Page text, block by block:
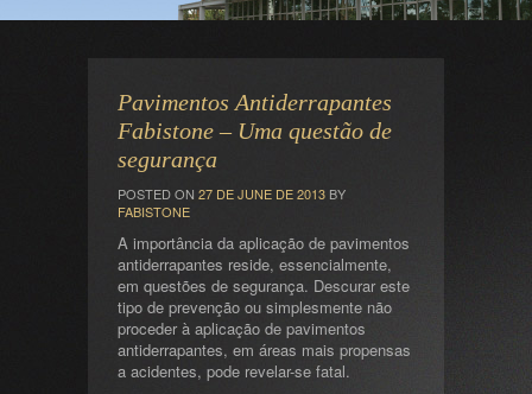
Pavimentos Antiderrapantes
Fabistone – Uma questão de
segurança
POSTED ON 27 DE JUNE DE 2013 BY
FABISTONE
A importância da aplicação de pavimentos
antiderrapantes reside, essencialmente,
em questões de segurança. Descurar este
tipo de prevenção ou simplesmente não
proceder à aplicação de pavimentos
antiderrapantes, em áreas mais propensas
a acidentes, pode revelar-se fatal.